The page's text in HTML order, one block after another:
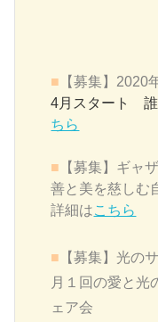
■ 【募集】
4月スタート
ちら
■ 【募集】ギ
善と美を慈し
詳細はこちら
■ 【募集】光の
月１回の愛と光
ェア会